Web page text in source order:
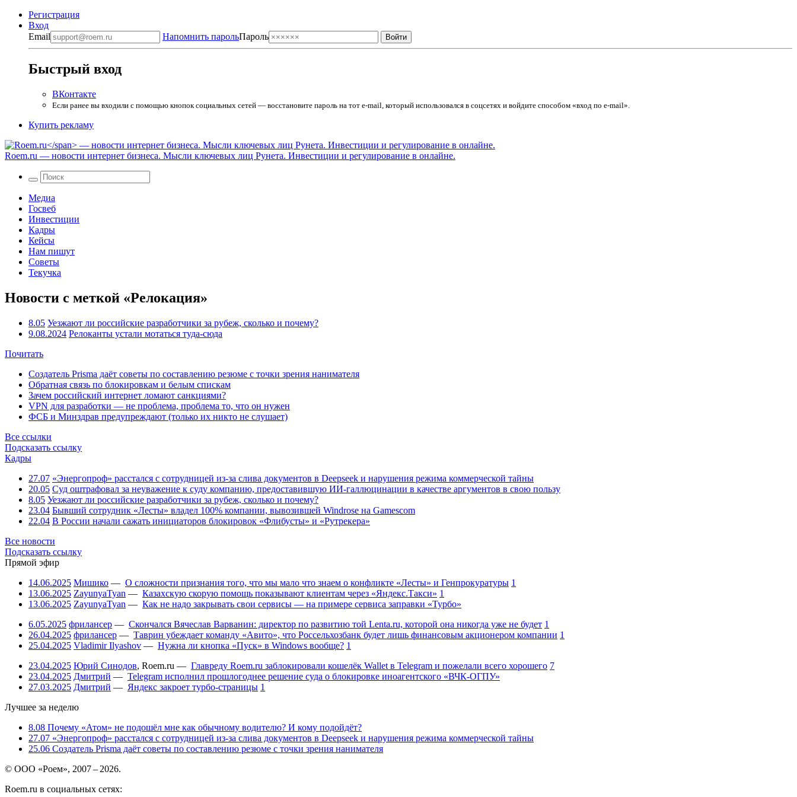
Регистрация
Вход
Email
Напомнить парольПароль
Быстрый вход
ВКонтакте
Если ранее вы входили с помощью кнопок социальных сетей — восстановите пароль на тот e-mail, который использовался в соцсетях и войдите способом «вход по e-mail».
Купить рекламу
Roem.ru — новости интернет бизнеса. Мысли ключевых лиц Рунета. Инвестиции и регулирование в онлайне.
Медиа
Госвеб
Инвестиции
Кадры
Кейсы
Нам пишут
Советы
Текучка
Новости с меткой «Релокация»
8.05 Уезжают ли российские разработчики за рубеж, сколько и почему?
9.08.2024 Релоканты устали мотаться туда-сюда
Почитать
Создатель Prisma даёт советы по составлению резюме с точки зрения нанимателя
Обратная связь по блокировкам и белым спискам
Зачем российский интернет ломают санкциями?
VPN для разработки — не проблема, проблема то, что он нужен
ФСБ и Минздрав предупреждают (только их никто не слушает)
Все ссылки
Подсказать ссылку
Кадры
27.07 «Энергопроф» расстался с сотрудницей из-за слива документов в Deepseek и нарушения режима коммерческой тайны
20.05 Суд оштрафовал за неуважение к суду компанию, предоставившую ИИ-галлюцинации в качестве аргументов в свою пользу
8.05 Уезжают ли российские разработчики за рубеж, сколько и почему?
23.04 Бывший сотрудник «Лесты» владел 100% компании, вывозившей Windrose на Gamescom
22.04 В России начали сажать инициаторов блокировок «Флибусты» и «Рутрекера»
Все новости
Подсказать ссылку
Прямой эфир
14.06.2025 Мишико — О сложности признания того, что мы мало что знаем о конфликте «Лесты» и Генпрокуратуры 1
13.06.2025 ZayunyaTyan — Казахскую скорую помощь показывают клиентам через «Яндекс.Такси» 1
13.06.2025 ZayunyaTyan — Как не надо закрывать свои сервисы — на примере сервиса заправки «Турбо»
6.05.2025 фрилансер — Скончался Вячеслав Варванин: директор по развитию той Lenta.ru, которой она никогда уже не будет 1
26.04.2025 фрилансер — Таврин убеждает команду «Авито», что Россельхозбанк будет лишь финансовым акционером компании 1
25.04.2025 Vladimir Ilyashov — Нужна ли кнопка «Пуск» в Windows вообще? 1
23.04.2025 Юрий Синодов, Roem.ru — Главреду Roem.ru заблокировали кошелёк Wallet в Telegram и пожелали всего хорошего 7
23.04.2025 Дмитрий — Telegram исполнил прошлогоднее решение суда о блокировке иноагентского «ВЧК-ОГПУ»
27.03.2025 Дмитрий — Яндекс закроет турбо-страницы 1
Лучшее за неделю
8.08 Почему «Атом» не подошёл мне как обычному водителю? И кому подойдёт?
27.07 «Энергопроф» расстался с сотрудницей из-за слива документов в Deepseek и нарушения режима коммерческой тайны
25.06 Создатель Prisma даёт советы по составлению резюме с точки зрения нанимателя
© ООО «Роем», 2007 – 2026.
Roem.ru в социальных сетях: